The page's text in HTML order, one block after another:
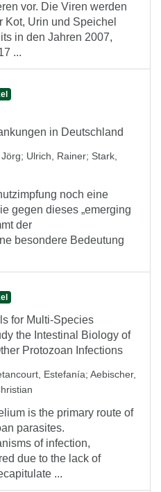
vor. Die Viren werden
Kot, Urin und Speichel
in den Jahren 2007,
...
in Deutschland
; Ulrich, Rainer; Stark,
noch eine
gegen dieses „emerging
der
besondere Bedeutung
for Multi-Species
the Intestinal Biology of
Protozoan Infections
Estefanía; Aebischer,
is the primary route of
parasites.
of infection,
due to the lack of
...